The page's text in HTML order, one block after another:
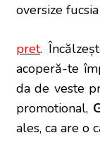
pret.
acoperă-te
da de veste
promotional,
ales, ca are o